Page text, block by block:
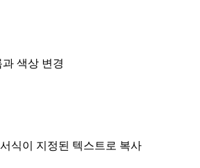
색상 변경
식이 지정된 텍스트로 복사